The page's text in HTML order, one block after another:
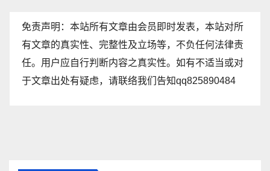
免责声明：本站所有文章由会员即时发表，本站对所
有文章的真实性、完整性及立场等，不负任何法律责
任。用户应自行判断内容之真实性。如有不适当或对
于文章出处有疑虑，请联络我们告知qq825890484